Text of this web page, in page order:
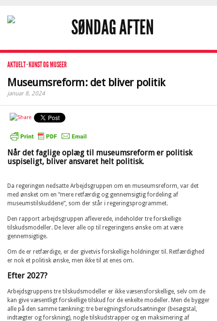
AKTUELT·KUNST OG MUSEER
Museumsreform: det bliver politik
januar 8, 2024
Når det faglige oplæg til museumsreform er politisk
uspiseligt, bliver ansvaret helt politisk.
Da regeringen nedsatte Arbejdsgruppen om en museumsreform, var det
med ønsket om en “mere retfærdig og gennemsigtig fordeling af
museumstilskuddene”, som der står i regeringsprogrammet.
Den rapport arbejdsgruppen afleverede, indeholder tre forskellige
tilskudsmodeller. De lever alle op til regeringens ønske om at være
gennemsigtige.
Om de er retfærdige, er der givetvis forskellige holdninger til. Retfærdighed
er nok et politisk ønske, men ikke til at enes om.
Efter 2027?
Arbejdsgruppens tre tilskudsmodeller er ikke væsensforskellige, selv om de
kan give væsentligt forskellige tilskud for de enkelte modeller. Men de bygger
alle på den samme tænkning: tre beregningsforudsætninger (besøgstal,
indtægter og forskning), nogle tilskudstrapper og en maksimering af